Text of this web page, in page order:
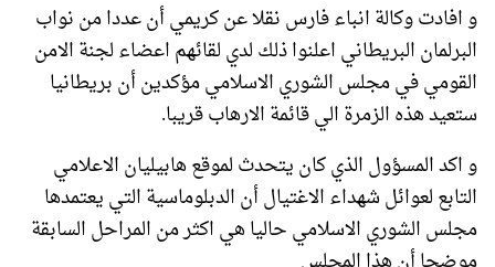
و افادت وكالة انباء فارس نقلا عن كريمي أن عددا من نواب
البرلمان البريطاني اعلنوا ذلك لدي لقائهم اعضاء لجنة الامن
القومي في مجلس الشوري الاسلامي مؤكدين أن بريطانيا
ستعيد هذه الزمرة الي قائمة الارهاب قريبا.
و اكد المسؤول الذي كان يتحدث لموقع هابيليان الاعلامي
التابع لعوائل شهداء الاغتيال أن الدبلوماسية التي يعتمدها
مجلس الشوري الاسلامي حاليا هي اكثر من المراحل السابقة